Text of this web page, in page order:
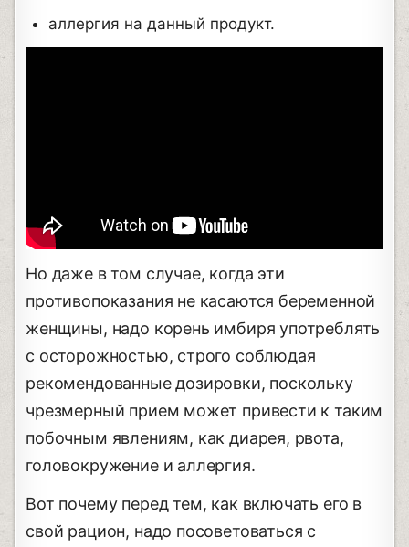
аллергия на данный продукт.
Но даже в том случае, когда эти
противопоказания не касаются беременной
женщины, надо корень имбиря употреблять
с осторожностью, строго соблюдая
рекомендованные дозировки, поскольку
чрезмерный прием может привести к таким
побочным явлениям, как диарея, рвота,
головокружение и аллергия.
Вот почему перед тем, как включать его в
свой рацион, надо посоветоваться с